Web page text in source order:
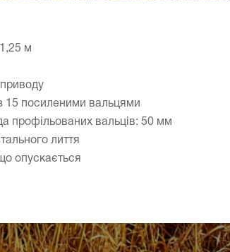
м
15 посиленими вальцями
профільованих вальців: 50 мм
лиття
опускається